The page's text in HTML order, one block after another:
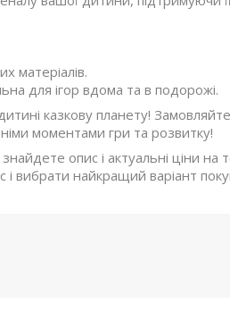
матеріалів.
для ігор вдома та в подорожі.
казкову планету! Замовляйте
моментами гри та розвитку!
опис і актуальні ціни на
вибрати найкращий варіант